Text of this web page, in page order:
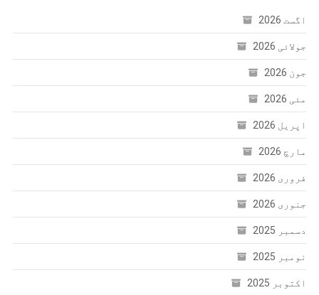
اگست 2026
جولائی 2026
جون 2026
مئی 2026
اپریل 2026
مارچ 2026
فروری 2026
جنوری 2026
دسمبر 2025
نومبر 2025
اکتوبر 2025